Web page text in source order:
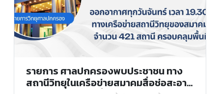
รายการ ศาลปกครองพบประชาชน ทาง
สถานีวิทยุในเครือข่ายสมาคมสื่อช่อสะอาด